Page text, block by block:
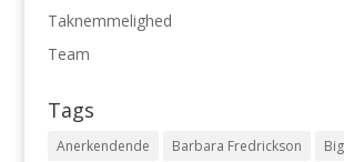
Taknemmelighed
Team
Tags
Anerkendende Barbara Fredrickson